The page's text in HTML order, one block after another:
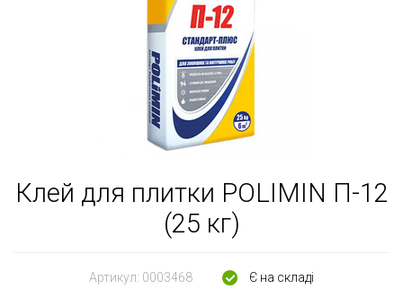
Клей для плитки POLIMIN П-12
(25 кг)
Артикул: 0003468 Є на складі